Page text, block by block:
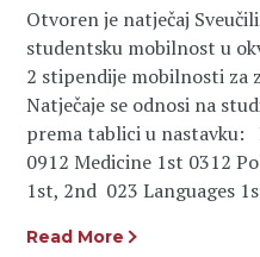
Otvoren je natječaj
studentsku mobilnost u
2 stipendije mobilnosti za
Natječaje se odnosi na
prema tablici u nastavku:
0912 Medicine 1st 0312
1st, 2nd 023 Languages
Read More